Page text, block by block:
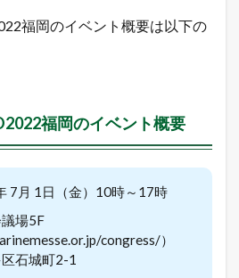
福岡のイベント概要は以下の
福岡のイベント概要
7月 1日（金）10時～17時
場5F
congress/）
石城町2-1